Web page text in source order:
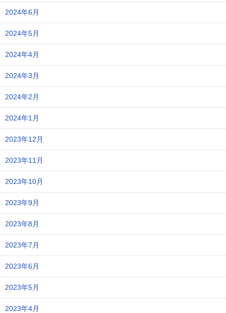
2024年6月
2024年5月
2024年4月
2024年3月
2024年2月
2024年1月
2023年12月
2023年11月
2023年10月
2023年9月
2023年8月
2023年7月
2023年6月
2023年5月
2023年4月